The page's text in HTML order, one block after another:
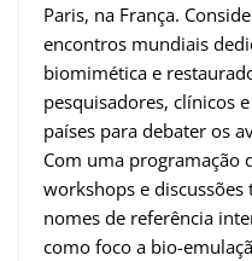
Paris, na França.
encontros mundiais
biomimética e
pesquisadores, clínicos
países para debater os
Com uma programação
workshops e
nomes de referência
como foco a bio-